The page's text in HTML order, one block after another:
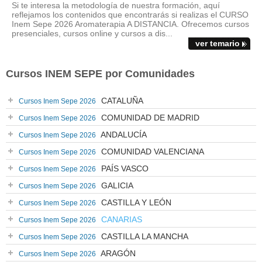
Si te interesa la metodología de nuestra formación, aquí
reflejamos los contenidos que encontrarás si realizas el CURSO
Inem Sepe 2026 Aromaterapia A DISTANCIA. Ofrecemos cursos
presenciales, cursos online y cursos a dis...
ver temario
Cursos INEM SEPE por Comunidades
Cursos Inem Sepe 2026 CATALUÑA
Cursos Inem Sepe 2026 COMUNIDAD DE MADRID
Cursos Inem Sepe 2026 ANDALUCÍA
Cursos Inem Sepe 2026 COMUNIDAD VALENCIANA
Cursos Inem Sepe 2026 PAÍS VASCO
Cursos Inem Sepe 2026 GALICIA
Cursos Inem Sepe 2026 CASTILLA Y LEÓN
Cursos Inem Sepe 2026 CANARIAS
Cursos Inem Sepe 2026 CASTILLA LA MANCHA
Cursos Inem Sepe 2026 ARAGÓN